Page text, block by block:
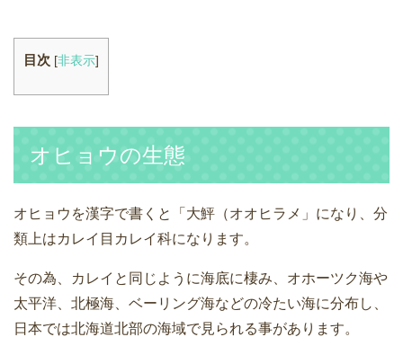
目次 [非表示]
オヒョウの生態
オヒョウを漢字で書くと「大鮃（オオヒラメ」になり、分
類上はカレイ目カレイ科になります。
その為、カレイと同じように海底に棲み、オホーツク海や
太平洋、北極海、ベーリング海などの冷たい海に分布し、
日本では北海道北部の海域で見られる事があります。